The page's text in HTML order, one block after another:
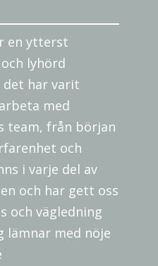
en ytterst
lyhörd
har varit
med
team, från början
och
i varje del av
och har gett oss
och vägledning
lämnar med nöje